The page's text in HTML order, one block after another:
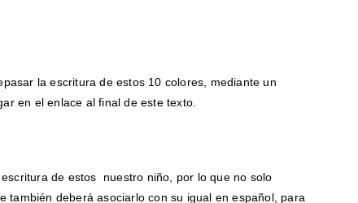
la escritura de estos 10 colores, mediante un
en el enlace al final de este texto.
de estos nuestro niño, por lo que no solo
también deberá asociarlo con su igual en español, para